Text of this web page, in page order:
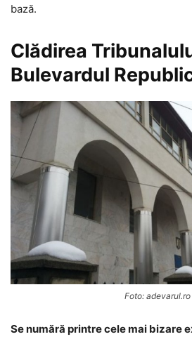
bază.
Clădirea
Bulevardul
Foto: adevarul.ro
Se numără printre cele mai bizare